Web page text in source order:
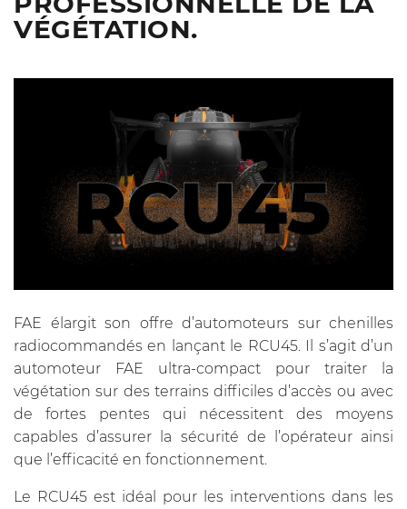
VÉGÉTATION.
FAE élargit son offre d’automoteurs sur chenilles
radiocommandés en lançant le RCU45. Il s’agit d’un
automoteur FAE ultra-compact pour traiter la
végétation sur des terrains difficiles d’accès ou avec
de fortes pentes qui nécessitent des moyens
capables d’assurer la sécurité de l’opérateur ainsi
que l’efficacité en fonctionnement.
Le RCU45 est idéal pour les interventions dans les